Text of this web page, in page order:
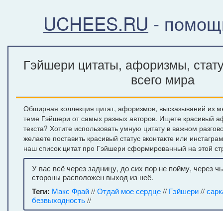
UCHEES.RU -
Гэйшери цитаты, афоризмы,
всего мира
Обширная коллекция цитат, афоризмов, высказываний из
теме Гэйшери от самых разных авторов. Ищете красивый
текста? Хотите использовать умную цитату в важном
желаете поставить красивый статус вконтакте или
наш список цитат про Гэйшери сформированный на этой
У вас всё через задницу, до сих пор не пойму, через
стороны расположен выход из неё.
Теги: Макс Фрай//Отдай мое сердце// Гэйшери//
безвыходность//